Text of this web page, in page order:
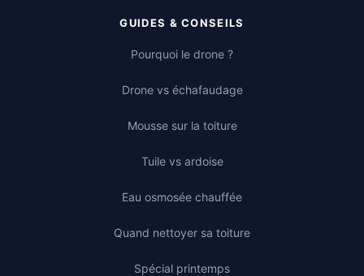
GUIDES & CONSEILS
Pourquoi le drone ?
Drone vs échafaudage
Mousse sur la toiture
Tuile vs ardoise
Eau osmosée chauffée
Quand nettoyer sa toiture
Spécial printemps